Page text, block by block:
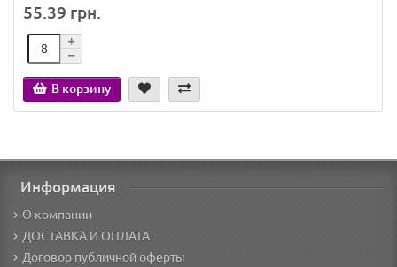
55.39 грн.
В корзину
Информация
О компании
ДОСТАВКА И ОПЛАТА
Договор публичной оферты